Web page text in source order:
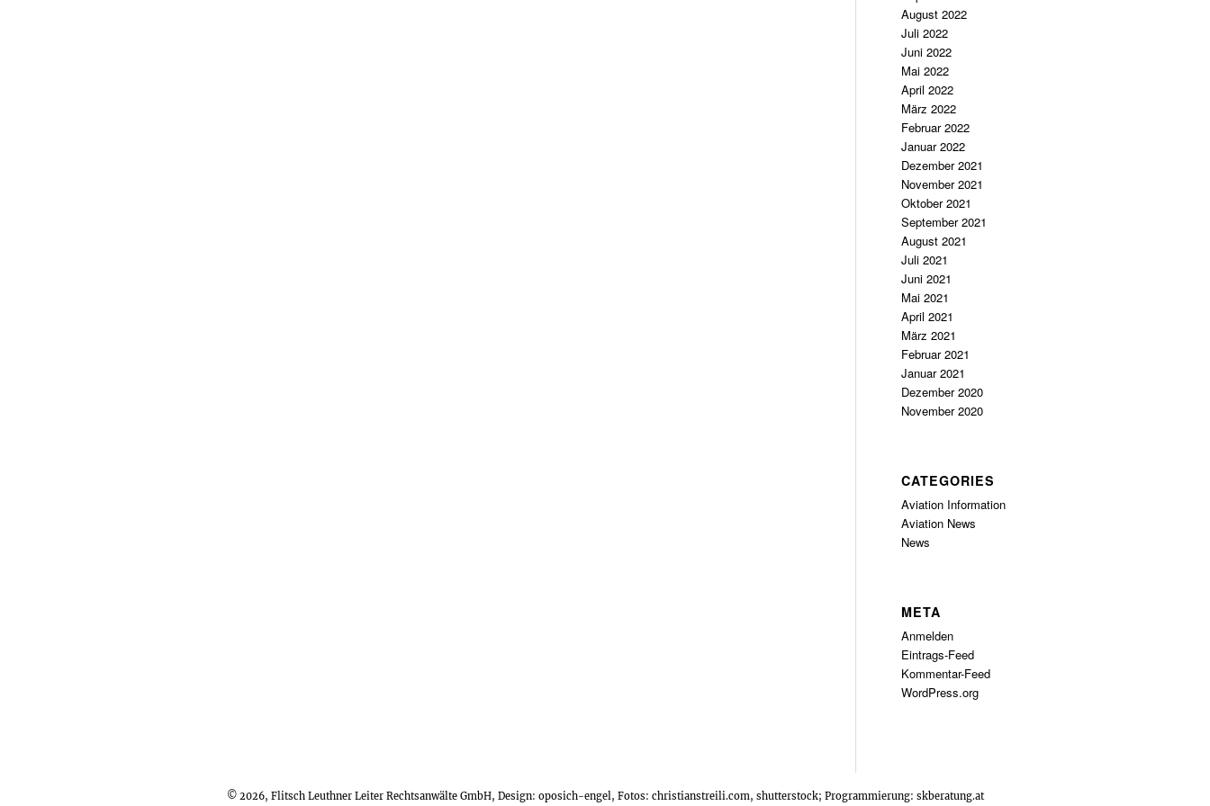
August 2022
Juli 2022
Juni 2022
Mai 2022
April 2022
März 2022
Februar 2022
Januar 2022
Dezember 2021
November 2021
Oktober 2021
September 2021
August 2021
Juli 2021
Juni 2021
Mai 2021
April 2021
März 2021
Februar 2021
Januar 2021
Dezember 2020
November 2020
CATEGORIES
Aviation Information
Aviation News
News
META
Anmelden
Eintrags-Feed
Kommentar-Feed
WordPress.org
© 2026, Flitsch Leuthner Leiter Rechtsanwälte GmbH, Design: oposich-engel, Fotos: christianstreili.com, shutterstock; Programmierung: skberatung.at